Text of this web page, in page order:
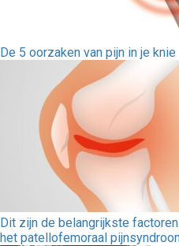
De 5 oorzaken van pijn in je knie
Dit zijn de belangrijkste
het patellofemoraal